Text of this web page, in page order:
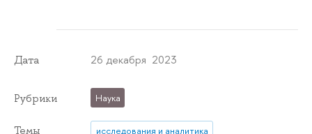
Дата 26 декабря 2023
Рубрики Наука
Темы
исследования и аналитика